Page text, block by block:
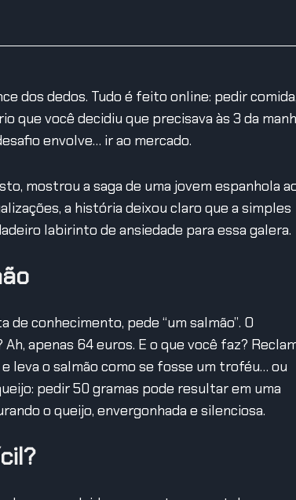
dos dedos. Tudo é feito online: pedir comida,
que você decidiu que precisava às 3 da
envolve… ir ao mercado.
mostrou a saga de uma jovem espanhola
a história deixou claro que a simples
labirinto de ansiedade para essa galera.
conhecimento, pede “um salmão”. O
apenas 64 euros. E o que você faz?
leva o salmão como se fosse um troféu… ou
pedir 50 gramas pode resultar em uma
o queijo, envergonhada e silenciosa.